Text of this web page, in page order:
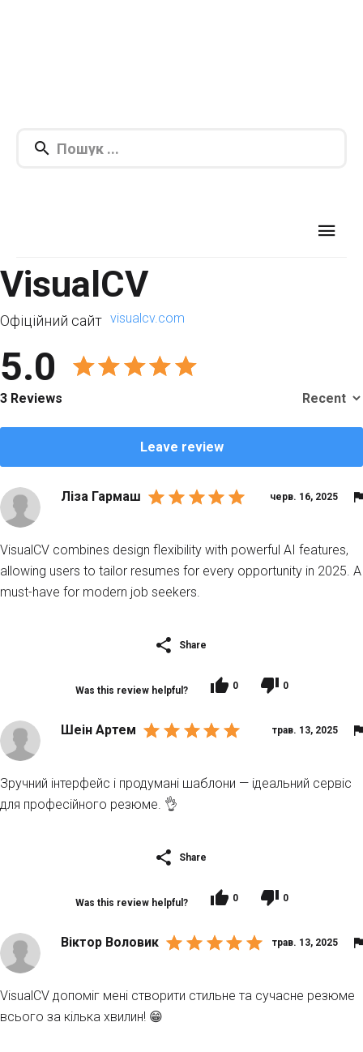
VisualCV
Офіційний сайт visualcv.com
5.0
3 Reviews
Leave review
черв. 16, 2025
Ліза Гармаш
VisualCV combines design flexibility with powerful AI features,
allowing users to tailor resumes for every opportunity in 2025. A
must-have for modern job seekers.
Share
Was this review helpful? 0 0
трав. 13, 2025
Шеін Артем
Зручний інтерфейс і продумані шаблони — ідеальний сервіс
для професійного резюме. 👌
Share
Was this review helpful? 0 0
трав. 13, 2025
Віктор Воловик
VisualCV допоміг мені створити стильне та сучасне резюме
всього за кілька хвилин! 😁